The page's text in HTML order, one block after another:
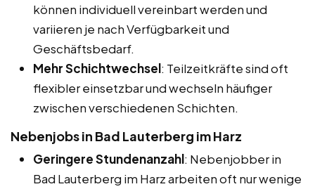
können individuell vereinbart werden und
variieren je nach Verfügbarkeit und
Geschäftsbedarf.
Mehr Schichtwechsel: Teilzeitkräfte sind oft
flexibler einsetzbar und wechseln häufiger
zwischen verschiedenen Schichten.
Nebenjobs in Bad Lauterberg im Harz
Geringere Stundenanzahl: Nebenjobber in
Bad Lauterberg im Harz arbeiten oft nur wenige